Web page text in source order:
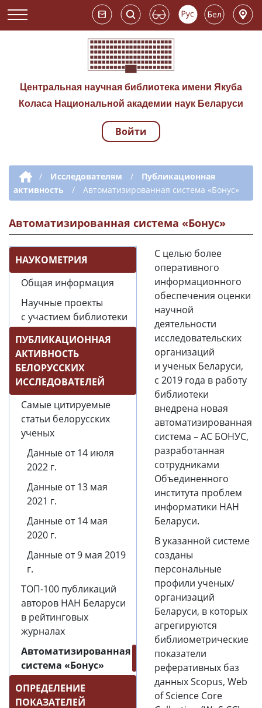
Центральная научная библиотека имени Якуба
Коласа Национальной академии наук Беларуси
Навигация по
Войти
Дополнительная навигация
/ Исследователям /
Публикационная
активность
/ Автоматизированная система «Бонус»
Автоматизированная система «Бонус»
НАУКОМЕТРИЯ
Общая информация
Научные проекты
с участием библиотеки
ПУБЛИКАЦИОННАЯ
АКТИВНОСТЬ
БЕЛОРУССКИХ
ИССЛЕДОВАТЕЛЕЙ
Самые цитируемые
статьи белорусских
ученых
Данные от 14 июля
2022 г.
Данные от 13 мая
2021 г.
Данные от 14 мая
2020 г.
Данные от 9 мая 2019
г.
ТОП-100 публикаций
авторов НАН Беларуси
в рейтинговых
журналах
Автоматизированная
система «Бонус»
ОПРЕДЕЛЕНИЕ
ПОКАЗАТЕЛЕЙ
C целью более
оперативного
информационного
обеспечения оценки
научной
деятельности
исследовательских
организаций
и ученых Беларуси,
с 2019 года в работу
библиотеки
внедрена новая
автоматизированная
система – АС БОНУС,
разработанная
сотрудниками
Объединенного
института проблем
информатики НАН
Беларуси.
В указанной системе
созданы
персональные
профили ученых/
организаций
Беларуси, в которых
агрегируются
библиометрические
показатели
реферативных баз
данных Scopus, Web
of Science Core